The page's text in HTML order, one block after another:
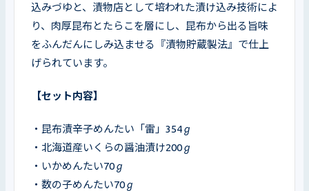
込みづゆと、漬物店として培われた漬け込み技術によ
り、肉厚昆布とたらこを層にし、昆布から出る旨味
をふんだんにしみ込ませる『漬物貯蔵製法』で仕上
げられています。
【セット内容】
・昆布漬辛子めんたい「雷」354ℊ
・北海道産いくらの醤油漬け200ℊ
・いかめんたい70ℊ
・数の子めんたい70ℊ